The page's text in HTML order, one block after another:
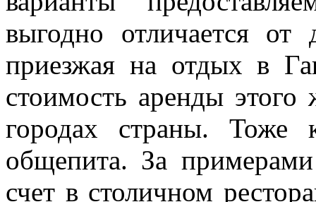
выгодно отличается
приезжая на отдых в
стоимость аренды
городах страны. Тоже
общепита. За
счет в столичном